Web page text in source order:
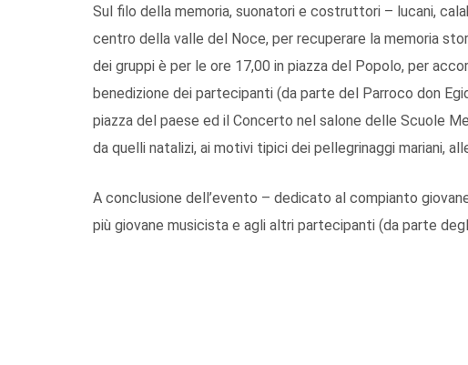
Sul filo della memoria, suonatori e costruttori – lucani,
centro della valle del Noce, per recuperare la memoria
dei gruppi è per le ore 17,00 in piazza del Popolo, per
benedizione dei partecipanti (da parte del Parroco don
piazza del paese ed il Concerto nel salone delle Scuole
da quelli natalizi, ai motivi tipici dei pellegrinaggi mariani,
A conclusione dell’evento – dedicato al compianto
più giovane musicista e agli altri partecipanti (da parte